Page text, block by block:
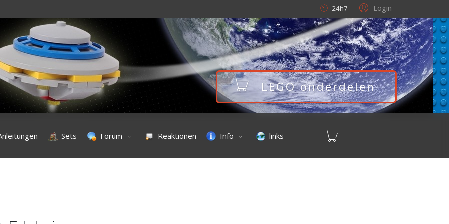
Login
24h7
LEGO onderdelen
Sets Forum Reaktionen Info links